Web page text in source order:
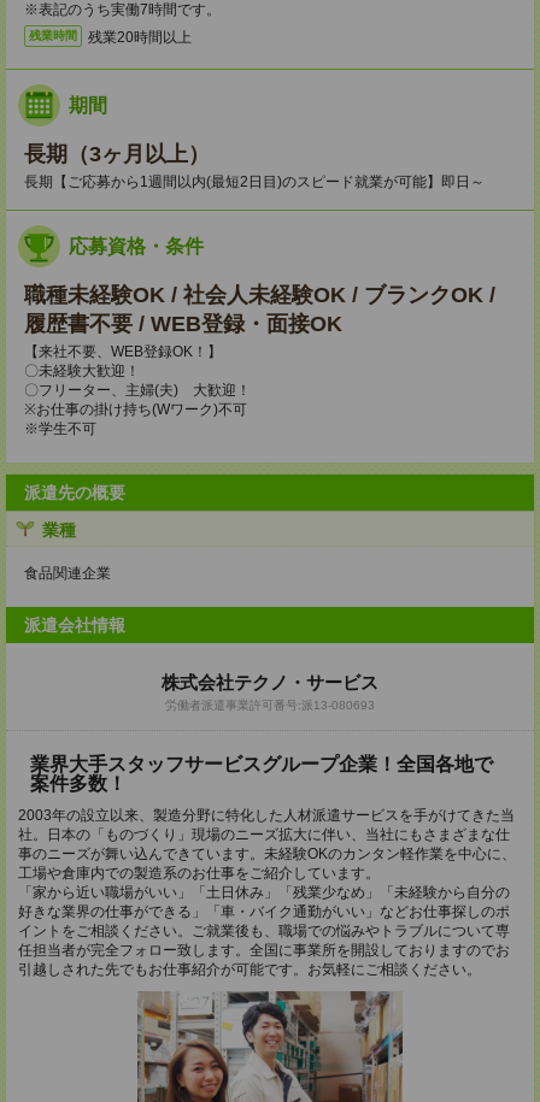
※表記のうち実働7時間です。
残業時間 残業20時間以上
期間
長期（3ヶ月以上）
長期【ご応募から1週間以内(最短2日目)のスピード就業が可能】即日～
応募資格・条件
職種未経験OK / 社会人未経験OK / ブランクOK /
履歴書不要 / WEB登録・面接OK
【来社不要、WEB登録OK！】
〇未経験大歓迎！
〇フリーター、主婦(夫) 大歓迎！
※お仕事の掛け持ち(Wワーク)不可
※学生不可
派遣先の概要
業種
食品関連企業
派遣会社情報
株式会社テクノ・サービス
労働者派遣事業許可番号:派13-080693
業界大手スタッフサービスグループ企業！全国各地で
案件多数！
2003年の設立以来、製造分野に特化した人材派遣サービスを手がけてきた当
社。日本の「ものづくり」現場のニーズ拡大に伴い、当社にもさまざまな仕
事のニーズが舞い込んできています。未経験OKのカンタン軽作業を中心に、
工場や倉庫内での製造系のお仕事をご紹介しています。
「家から近い職場がいい」「土日休み」「残業少なめ」「未経験から自分の
好きな業界の仕事ができる」「車・バイク通勤がいい」などお仕事探しのポ
イントをご相談ください。ご就業後も、職場での悩みやトラブルについて専
任担当者が完全フォロー致します。全国に事業所を開設しておりますのでお
引越しされた先でもお仕事紹介が可能です。お気軽にご相談ください。